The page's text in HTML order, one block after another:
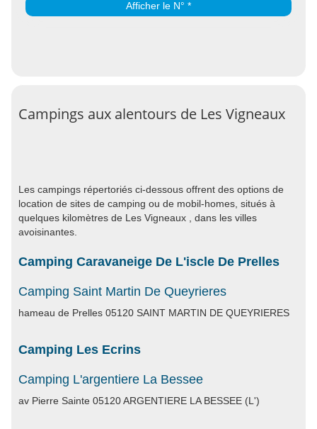
Afficher le N° *
Campings aux alentours de Les Vigneaux
Les campings répertoriés ci-dessous offrent des options de
location de sites de camping ou de mobil-homes, situés à
quelques kilomètres de Les Vigneaux , dans les villes
avoisinantes.
Camping Caravaneige De L'iscle De Prelles
Camping Saint Martin De Queyrieres
hameau de Prelles 05120 SAINT MARTIN DE QUEYRIERES
Camping Les Ecrins
Camping L'argentiere La Bessee
av Pierre Sainte 05120 ARGENTIERE LA BESSEE (L')